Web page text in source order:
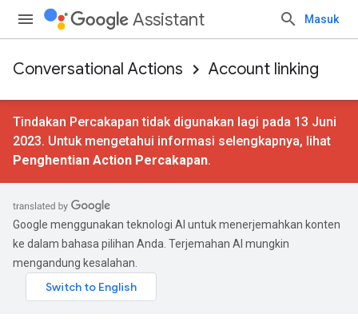
Assistant Masuk
Conversational Actions Account linking
Tindakan Percakapan tidak digunakan lagi pada 13 Juni
2023. Untuk mengetahui informasi selengkapnya, lihat
Penghentian Action Percakapan.
Google menggunakan teknologi AI untuk menerjemahkan konten
ke dalam bahasa pilihan Anda. Terjemahan AI mungkin
mengandung kesalahan.